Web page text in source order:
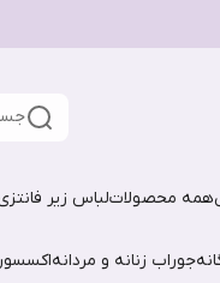
همه محصولاتلباس زیر
جوراب زنانه و مردانه